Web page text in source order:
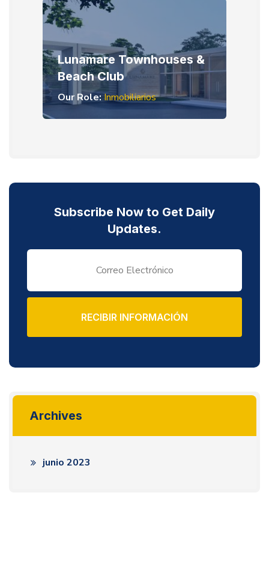
Lunamare Townhouses &
Beach Club
Our Role:Inmobiliarios
Subscribe Now to Get Daily
Updates.
RECIBIR INFORMACIÓN
Archives
junio 2023